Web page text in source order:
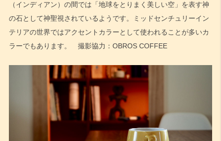
（インディアン）の間では「地球をとりまく美しい空」を表す神
の石として神聖視されているようです。ミッドセンチュリーイン
テリアの世界ではアクセントカラーとして使われることが多いカ
ラーでもあります。 撮影協力：OBROS COFFEE